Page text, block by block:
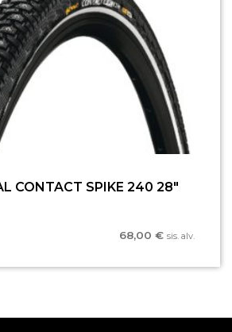
CONTACT SPIKE 240 28″
68,00 € sis. alv.